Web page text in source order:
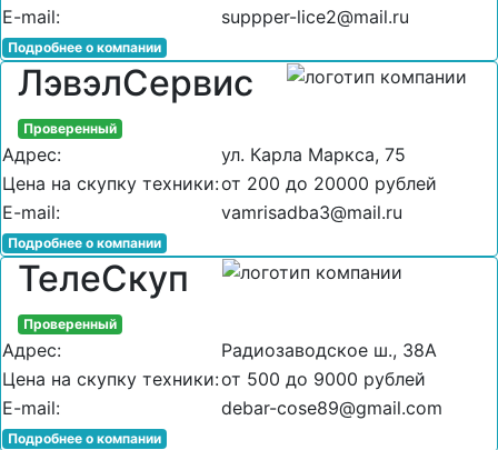
E-mail:
suppper-lice2@mail.ru
Подробнее о компании
ЛэвэлСервис
Проверенный
Адрес:
ул. Карла Маркса, 75
Цена на скупку техники:от 200 до 20000 рублей
E-mail:
vamrisadba3@mail.ru
Подробнее о компании
ТелеСкуп
Проверенный
Адрес:
Радиозаводское ш., 38А
Цена на скупку техники:от 500 до 9000 рублей
E-mail:
debar-cose89@gmail.com
Подробнее о компании